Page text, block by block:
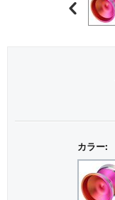
カラー: